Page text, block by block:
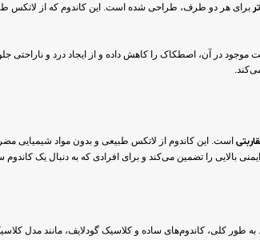
برای هر دو طرف، طراحی شده است. این کاندوم که از لاتکس
موجود در آن، اصطکاک را کاهش داده و از ایجاد درد و
است. این کاندوم از لاتکس طبیعی و بدون مواد شیمیایی
طور کلی، کاندوم‌های ساده و کلاسیک گودلایف، مانند مدل